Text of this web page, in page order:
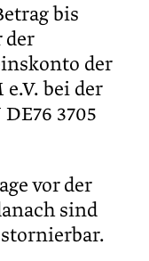
bis
der
der
bei der
3705
vor der
sind